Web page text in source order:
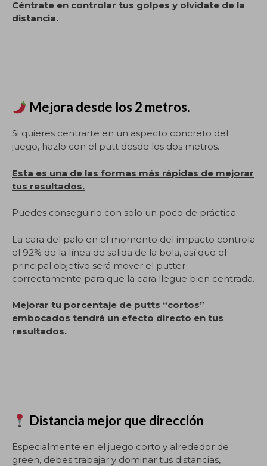
Céntrate en controlar tus golpes y olvídate de la
distancia.
Mejora desde los 2 metros.
Si quieres centrarte en un aspecto concreto del
juego, hazlo con el putt desde los dos metros.
Esta es una de las formas más rápidas de mejorar
tus resultados.
Puedes conseguirlo con solo un poco de práctica.
La cara del palo en el momento del impacto controla
el 92% de la línea de salida de la bola, así que el
principal objetivo será mover el putter
correctamente para que la cara llegue bien centrada.
Mejorar tu porcentaje de putts “cortos”
embocados tendrá un efecto directo en tus
resultados.
Distancia mejor que dirección
Especialmente en el juego corto y alrededor de
green, debes trabajar y dominar tus distancias,